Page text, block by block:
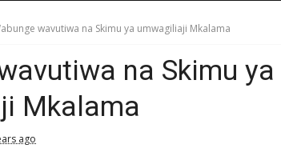
wavutiwa na Skimu ya umwagiliaji Mkalama
na Skimu ya
Mkalama
ago